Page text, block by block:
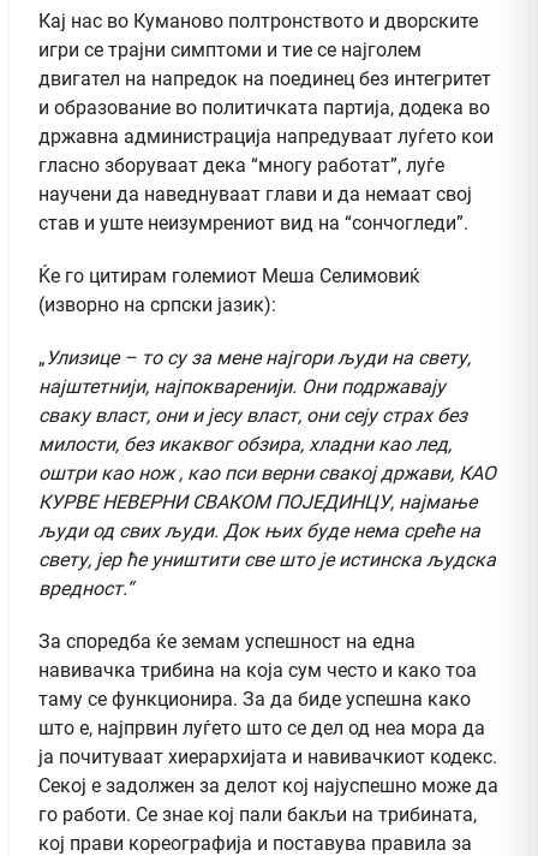
Кај нас во Куманово полтронството и дворските
игри се трајни симптоми и тие се најголем
двигател на напредок на поединец без интегритет
и образование во политичката партија, додека во
државна администрација напредуваат луѓето кои
гласно зборуваат дека “многу работат”, луѓе
научени да наведнуваат глави и да немаат свој
став и уште неизумрениот вид на “сончогледи”.
Ќе го цитирам големиот Меша Селимовиќ
(изворно на српски јазик):
„ Улизице – то су за мене најгори људи на свету,
најштетнији, најпокваренији. Они подржавају
сваку власт, они и јесу власт, они сеју страх без
милости, без икаквог обзира, хладни као лед,
оштри као нож , као пси верни свакој држави, КАО
КУРВЕ НЕВЕРНИ СВАКОМ ПОЈЕДИНЦУ, најмање
људи од свих људи. Док њих буде нема среће на
свету, јер ће уништити све што је истинска људска
вредност.“
За споредба ќе земам успешност на една
навивачка трибина на која сум често и како тоа
таму се функционира. За да биде успешна како
што е, најпрвин луѓето што се дел од неа мора да
ја почитуваат хиерархијата и навивачкиот кодекс.
Секој е задолжен за делот кој најуспешно може да
го работи. Се знае кој пали бакљи на трибината,
кој прави кореографија и поставува правила за